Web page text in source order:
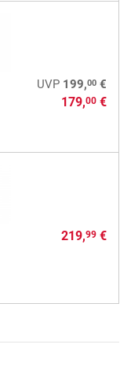
UVP 199,00€
179,00€
219,99€